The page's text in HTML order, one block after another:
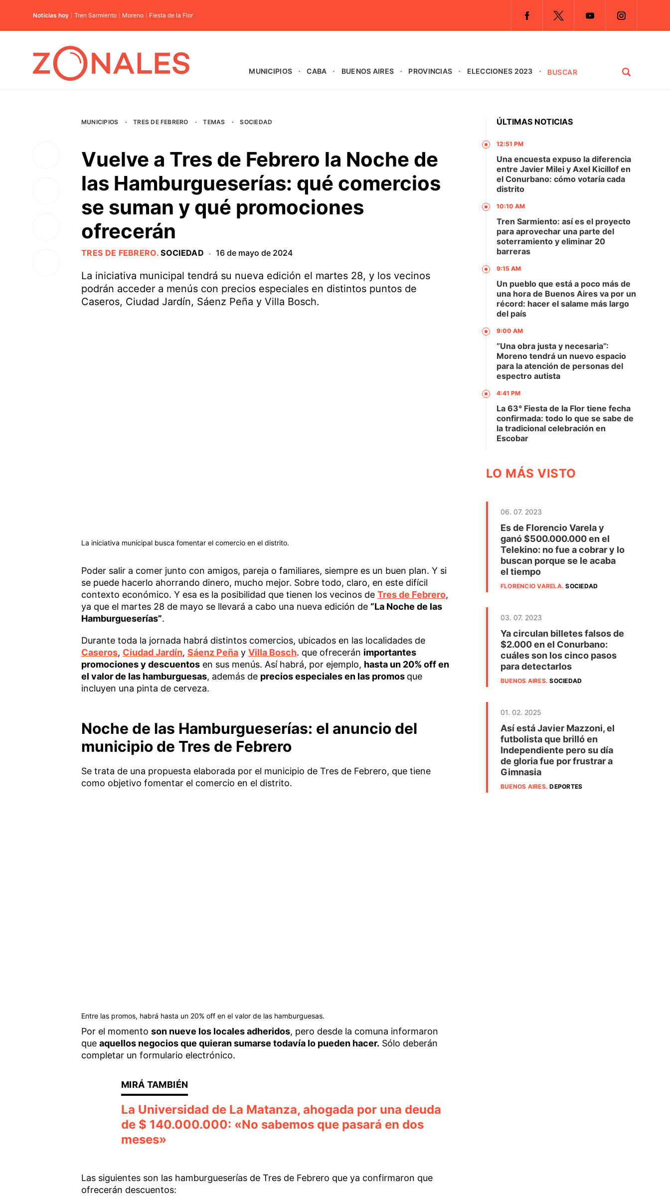
Noticias hoy Tren Sarmiento Moreno Fiesta de la Flor
MUNICIPIOS CABA BUENOS AIRES PROVINCIAS ELECCIONES 2023
MUNICIPIOS · TRES DE FEBRERO · TEMAS · SOCIEDAD
Vuelve a Tres de Febrero la Noche de
las Hamburgueserías: qué comercios
se suman y qué promociones
ofrecerán
TRES DE FEBRERO.SOCIEDAD · 16 de mayo de 2024
La iniciativa municipal tendrá su nueva edición el martes 28, y los vecinos
podrán acceder a menús con precios especiales en distintos puntos de
Caseros, Ciudad Jardín, Sáenz Peña y Villa Bosch.
La iniciativa municipal busca fomentar el comercio en el distrito.
Poder salir a comer junto con amigos, pareja o familiares, siempre es un buen plan. Y si
se puede hacerlo ahorrando dinero, mucho mejor. Sobre todo, claro, en este difícil
contexto económico. Y esa es la posibilidad que tienen los vecinos de Tres de Febrero,
ya que el martes 28 de mayo se llevará a cabo una nueva edición de “La Noche de las
Hamburgueserías”.
Durante toda la jornada habrá distintos comercios, ubicados en las localidades de
Caseros, Ciudad Jardín, Sáenz Peñay Villa Bosch. que ofrecerán importantes
promociones y descuentosen sus menús. Así habrá, por ejemplo, hasta un 20% off en
el valor de las hamburguesas, además de precios especiales en las promos que
incluyen una pinta de cerveza.
Noche de las Hamburgueserías: el anuncio del
municipio de Tres de Febrero
Se trata de una propuesta elaborada por el municipio de Tres de Febrero, que tiene
como objetivo fomentar el comercio en el distrito.
Entre las promos, habrá hasta un 20% off en el valor de las hamburguesas.
Por el momento son nueve los locales adheridos, pero desde la comuna informaron
que aquellos negocios que quieran sumarse todavía lo pueden hacer. Sólo deberán
completar un formulario electrónico.
La Universidad de La Matanza, ahogada por una deuda
de $ 140.000.000: «No sabemos que pasará en dos
meses»
Las siguientes son las hamburgueserías de Tres de Febrero que ya confirmaron que
ofrecerán descuentos:
ÚLTIMAS NOTICIAS
12:51 PM
Una encuesta expuso la diferencia
entre Javier Milei y Axel Kicillof en
el Conurbano: cómo votaría cada
distrito
10:10 AM
Tren Sarmiento: así es el proyecto
para aprovechar una parte del
soterramiento y eliminar 20
barreras
9:15 AM
Un pueblo que está a poco más de
una hora de Buenos Aires va por un
récord: hacer el salame más largo
del país
9:00 AM
“Una obra justa y necesaria”:
Moreno tendrá un nuevo espacio
para la atención de personas del
espectro autista
4:41 PM
La 63° Fiesta de la Flor tiene fecha
confirmada: todo lo que se sabe de
la tradicional celebración en
Escobar
LO MÁS VISTO
06. 07. 2023
Es de Florencio Varela y
ganó $500.000.000 en el
Telekino: no fue a cobrar y lo
buscan porque se le acaba
el tiempo
FLORENCIO VARELA.SOCIEDAD
03. 07. 2023
Ya circulan billetes falsos de
$2.000 en el Conurbano:
cuáles son los cinco pasos
para detectarlos
BUENOS AIRES.SOCIEDAD
01. 02. 2025
Así está Javier Mazzoni, el
futbolista que brilló en
Independiente pero su día
de gloria fue por frustrar a
Gimnasia
BUENOS AIRES.DEPORTES